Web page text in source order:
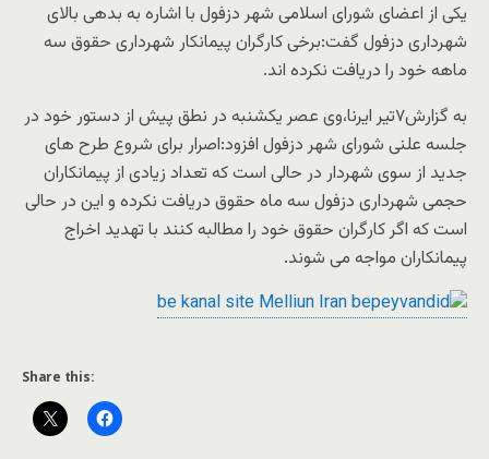
یکی از اعضای شورای اسلامی شهر دزفول با اشاره به بدهی بالای
شهرداری دزفول گفت:برخی کارگران پیمانکار شهرداری حقوق سه
ماهه خود را دریافت نکرده اند.
به گزارش۷تیر ایرنا،وی عصر یکشنبه در نطق پیش از دستور خود در
جلسه علنی شورای شهر دزفول افزود:اصرار برای شروع طرح های
جدید از سوی شهردار در حالی است که تعداد زیادی از پیمانکاران
حجمی شهرداری دزفول سه ماه حقوق دریافت نکرده و این در حالی
است که اگر کارگران حقوق خود را مطالبه کنند با تهدید اخراج
پیمانکاران مواجه می شوند.
Share this: